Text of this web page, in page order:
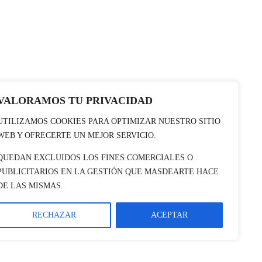
TU PRIVACIDAD
COOKIES PARA OPTIMIZAR NUESTRO SITIO
Y OFRECERTE UN MEJOR SERVICIO.
EXCLUIDOS LOS FINES COMERCIALES O
EN LA GESTIÓN QUE MASDEARTE HACE
LAS MISMAS.
RECHAZAR ACEPTAR